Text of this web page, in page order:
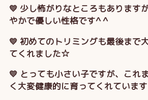
💛 少し怖がりなところもあります
やかで優しい性格です^ ^
💛 初めてのトリミングも最後まで
てくれました☆
💛 とっても小さい子ですが、これ
く大変健康的に育ってくれています